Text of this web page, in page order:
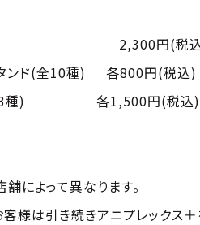
ット 2,300円(税
タンド(全10種) 各800円(税込)
(全3種) 各1,500円(税込)
によって異なります。
様は引き続きアニプレックス＋